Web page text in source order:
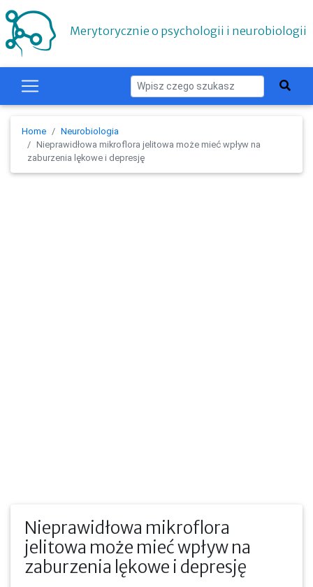
Merytorycznie o psychologii i neurobiologii
Home
Neurobiologia
Nieprawidłowa mikroflora jelitowa może mieć wpływ na
zaburzenia lękowe i depresję
Nieprawidłowa mikroflora
jelitowa może mieć wpływ na
zaburzenia lękowe i depresję